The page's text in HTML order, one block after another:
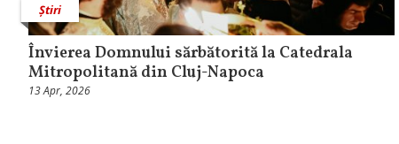
Știri
Învierea Domnului sărbătorită la Catedrala
Mitropolitană din Cluj-Napoca
13 Apr, 2026